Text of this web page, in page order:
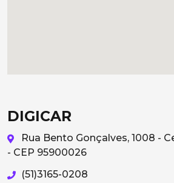
DIGICAR
Rua Bento Gonçalves, 1008 -
- CEP 95900026
(51)3165-0208